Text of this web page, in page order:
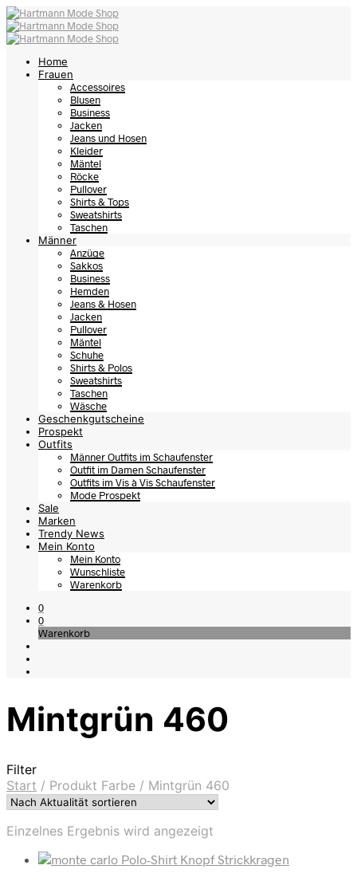
Home
Frauen
Accessoires
Blusen
Business
Jacken
Jeans und Hosen
Kleider
Mäntel
Röcke
Pullover
Shirts & Tops
Sweatshirts
Taschen
Männer
Anzüge
Sakkos
Business
Hemden
Jeans & Hosen
Jacken
Pullover
Mäntel
Schuhe
Shirts & Polos
Sweatshirts
Taschen
Wäsche
Geschenkgutscheine
Prospekt
Outfits
Männer Outfits im Schaufenster
Outfit im Damen Schaufenster
Outfits im Vis à Vis Schaufenster
Mode Prospekt
Sale
Marken
Trendy News
Mein Konto
Mein Konto
Wunschliste
Warenkorb
0
0
Warenkorb
Mintgrün 460
Filter
Start / Produkt Farbe / Mintgrün 460
Einzelnes Ergebnis wird angezeigt